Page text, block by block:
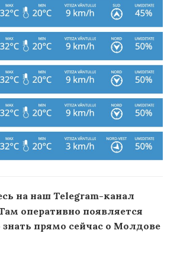
на наш Telegram-канал
оперативно появляется
знать прямо сейчас о Молдове